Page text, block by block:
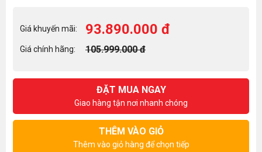
Giá khuyến mãi: 93.890.000 đ
Giá chính hãng: 105.999.000 đ
ĐẶT MUA NGAY
Giao hàng tận nơi nhanh chóng
THÊM VÀO GIỎ
Thêm vào giỏ hàng để chọn tiếp